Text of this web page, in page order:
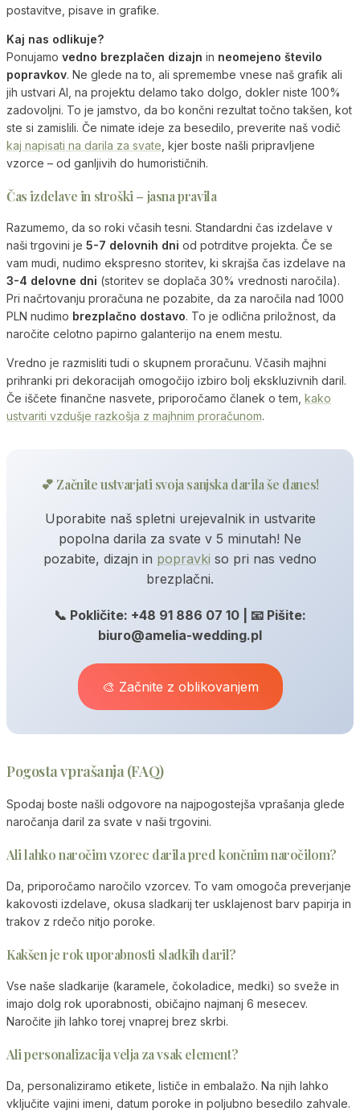
postavitve, pisave in grafike.
Kaj nas odlikuje?
Ponujamo vedno brezplačen dizajn in neomejeno število
popravkov. Ne glede na to, ali spremembe vnese naš grafik ali
jih ustvari AI, na projektu delamo tako dolgo, dokler niste 100%
zadovoljni. To je jamstvo, da bo končni rezultat točno takšen, kot
ste si zamislili. Če nimate ideje za besedilo, preverite naš vodič
kaj napisati na darila za svate , kjer boste našli pripravljene
vzorce – od ganljivih do humorističnih.
Čas izdelave in stroški – jasna pravila
Razumemo, da so roki včasih tesni. Standardni čas izdelave v
naši trgovini je 5-7 delovnih dni od potrditve projekta. Če se
vam mudi, nudimo ekspresno storitev, ki skrajša čas izdelave na
3-4 delovne dni (storitev se doplača 30% vrednosti naročila).
Pri načrtovanju proračuna ne pozabite, da za naročila nad 1000
PLN nudimo brezplačno dostavo. To je odlična priložnost, da
naročite celotno papirno galanterijo na enem mestu.
Vredno je razmisliti tudi o skupnem proračunu. Včasih majhni
prihranki pri dekoracijah omogočijo izbiro bolj ekskluzivnih daril.
Če iščete finančne nasvete, priporočamo članek o tem, kako
ustvariti vzdušje razkošja z majhnim proračunom.
💕 Začnite ustvarjati svoja sanjska darila še danes!
Uporabite naš spletni urejevalnik in ustvarite
popolna darila za svate v 5 minutah! Ne
pozabite, dizajn in popravki so pri nas vedno
brezplačni.
📞 Pokličite: +48 91 886 07 10 | 📧 Pišite:
biuro@amelia-wedding.pl
🎨 Začnite z oblikovanjem
Pogosta vprašanja (FAQ)
Spodaj boste našli odgovore na najpogostejša vprašanja glede
naročanja daril za svate v naši trgovini.
Ali lahko naročim vzorec darila pred končnim naročilom?
Da, priporočamo naročilo vzorcev. To vam omogoča preverjanje
kakovosti izdelave, okusa sladkarij ter usklajenost barv papirja in
trakov z rdečo nitjo poroke.
Kakšen je rok uporabnosti sladkih daril?
Vse naše sladkarije (karamele, čokoladice, medki) so sveže in
imajo dolg rok uporabnosti, običajno najmanj 6 mesecev.
Naročite jih lahko torej vnaprej brez skrbi.
Ali personalizacija velja za vsak element?
Da, personaliziramo etikete, lističe in embalažo. Na njih lahko
vključite vajini imeni, datum poroke in poljubno besedilo zahvale.